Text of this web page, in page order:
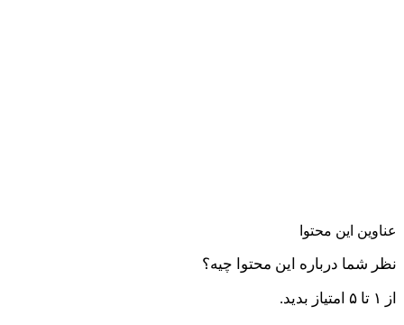
عناوین این محتوا
نظر شما درباره این محتوا چیه؟
از ۱ تا ۵ امتیاز بدید.